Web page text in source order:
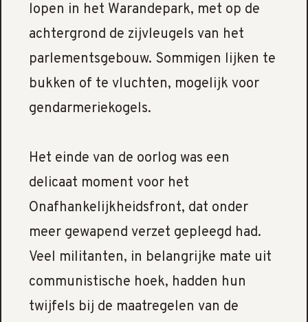
lopen in het Warandepark, met op de
achtergrond de zijvleugels van het
parlementsgebouw. Sommigen lijken te
bukken of te vluchten, mogelijk voor
gendarmeriekogels.
Het einde van de oorlog was een
delicaat moment voor het
Onafhankelijkheidsfront, dat onder
meer gewapend verzet gepleegd had.
Veel militanten, in belangrijke mate uit
communistische hoek, hadden hun
twijfels bij de maatregelen van de